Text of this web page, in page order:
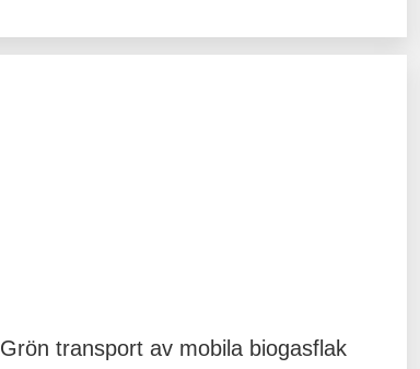
Grön transport av mobila biogasflak